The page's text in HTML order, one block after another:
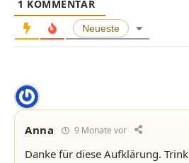
1 KOMMENTAR
Neueste
Anna 9 Monate vor
Danke für diese Aufklärung.